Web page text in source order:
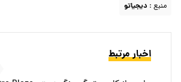
منبع : دیجیاتو
اخبار مرتبط